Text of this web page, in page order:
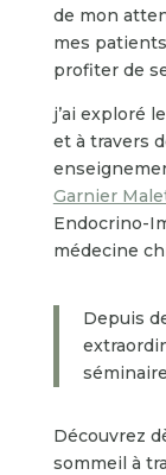
de mon
mes
profiter de
j’ai exploré
et à travers
Garnier
Endocrino-
médecine
Depuis
Découvrez
sommeil à